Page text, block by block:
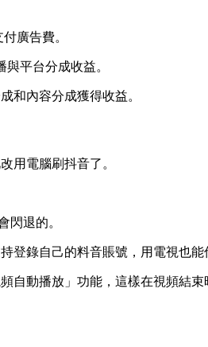
廣告費。
平台分成收益。
和內容分成獲得收益。
用電腦刷抖音了。
閃退的。
登錄自己的料音賬號，用電視也能
動播放」功能，這樣在視頻結束